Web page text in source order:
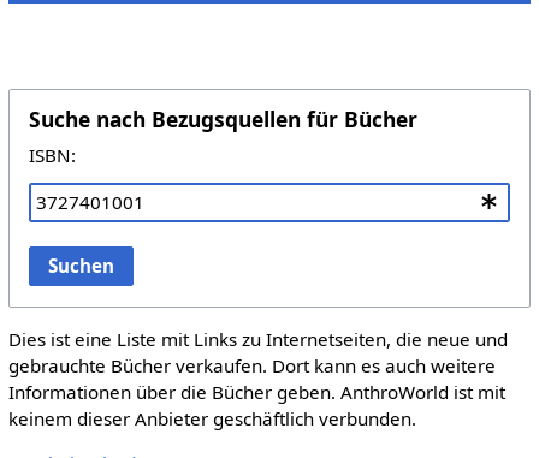
Suche nach Bezugsquellen für Bücher
ISBN:
Suchen
Dies ist eine Liste mit Links zu Internetseiten, die neue und
gebrauchte Bücher verkaufen. Dort kann es auch weitere
Informationen über die Bücher geben. AnthroWorld ist mit
keinem dieser Anbieter geschäftlich verbunden.